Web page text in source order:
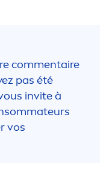
commentaire
pas été
invite à
vos